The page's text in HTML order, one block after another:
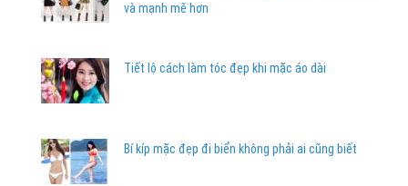
và mạnh mẽ hơn
Tiết lộ cách làm tóc đẹp khi mặc áo dài
Bí kíp mặc đẹp đi biển không phải ai cũng biết